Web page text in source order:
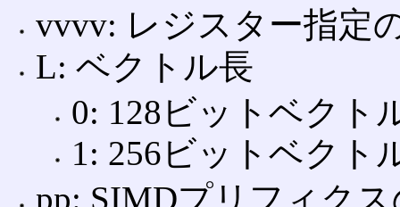
vvvv: レジスター指定
L: ベクトル長
0: 128ビットベクト
1: 256ビットベクト
pp: SIMDプリフィク